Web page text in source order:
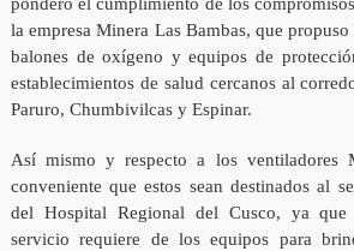
pondero el cumplimiento de los
la empresa Minera Las Bambas, que
balones de oxígeno y equipos de
establecimientos de salud cercanos al
Paruro, Chumbivilcas y Espinar.
Así mismo y respecto a los ventiladores
conveniente que estos sean destinados al
del Hospital Regional del Cusco, ya que
servicio requiere de los equipos para